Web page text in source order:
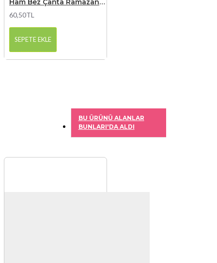
Ham Bez Çanta Ramazan Bayramı Baskılı 3
60,50TL
SEPETE EKLE
BU ÜRÜNÜ ALANLAR
BUNLARI'DA ALDI